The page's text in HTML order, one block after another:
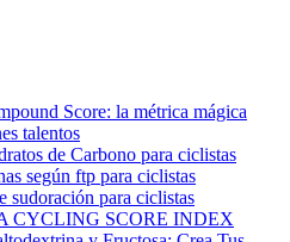
Score: la métrica mágica
talentos
de Carbono para ciclistas
según ftp para ciclistas
sudoración para ciclistas
CYCLING SCORE INDEX